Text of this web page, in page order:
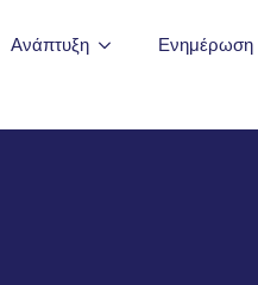
Ανάπτυξη Ενημέρωση